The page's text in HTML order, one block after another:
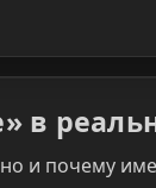
в
и почему